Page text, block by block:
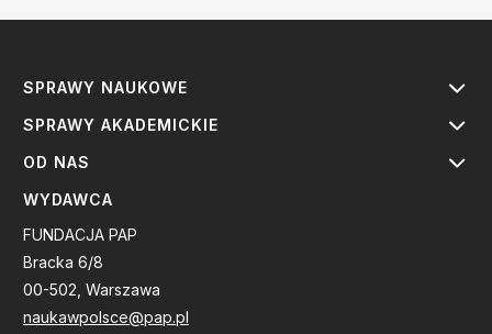
SPRAWY NAUKOWE
SPRAWY AKADEMICKIE
OD NAS
WYDAWCA
FUNDACJA PAP
Bracka 6/8
00-502, Warszawa
naukawpolsce@pap.pl